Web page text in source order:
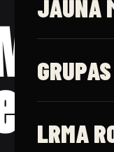
JAUNĀ
GRUPAS
LRMA